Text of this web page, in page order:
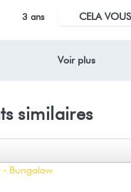
CELA
3 ans
Voir plus
similaires